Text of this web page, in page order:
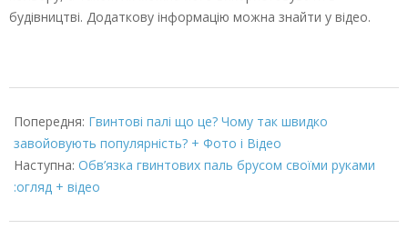
будівництві. Додаткову інформацію можна знайти у відео.
02-
02
Попередня: Гвинтові палі що це? Чому так швидко
завойовують популярність? + Фото і Відео
Наступна: Обв’язка гвинтових паль брусом своїми руками
:огляд + відео